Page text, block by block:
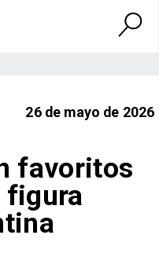
26 de mayo de 2026
favoritos
figura